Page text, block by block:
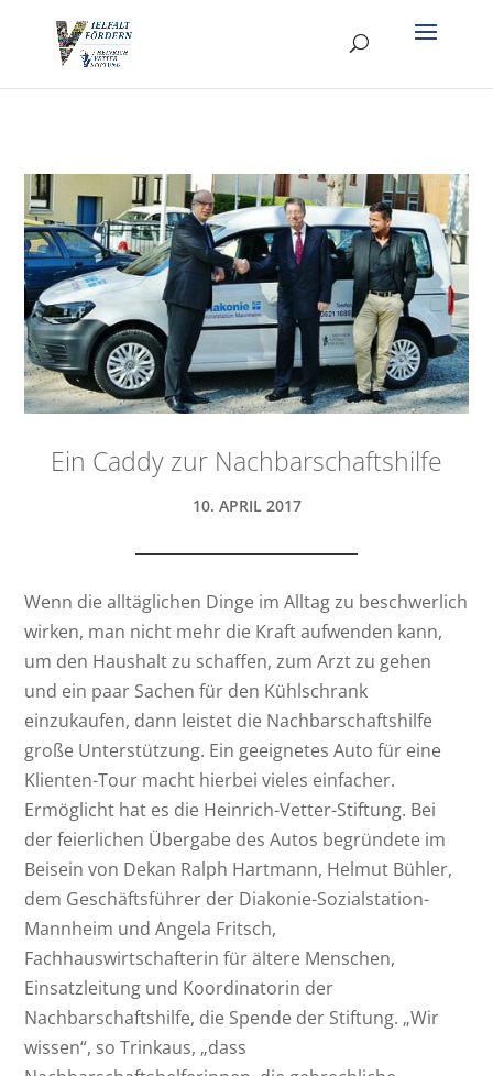
Ein Caddy zur Nachbarschaftshilfe
10. APRIL 2017
Wenn die alltäglichen Dinge im Alltag zu beschwerlich
wirken, man nicht mehr die Kraft aufwenden kann,
um den Haushalt zu schaffen, zum Arzt zu gehen
und ein paar Sachen für den Kühlschrank
einzukaufen, dann leistet die Nachbarschaftshilfe
große Unterstützung. Ein geeignetes Auto für eine
Klienten-Tour macht hierbei vieles einfacher.
Ermöglicht hat es die Heinrich-Vetter-Stiftung. Bei
der feierlichen Übergabe des Autos begründete im
Beisein von Dekan Ralph Hartmann, Helmut Bühler,
dem Geschäftsführer der Diakonie-Sozialstation-
Mannheim und Angela Fritsch,
Fachhauswirtschafterin für ältere Menschen,
Einsatzleitung und Koordinatorin der
Nachbarschaftshilfe, die Spende der Stiftung. „Wir
wissen“, so Trinkaus, „dass